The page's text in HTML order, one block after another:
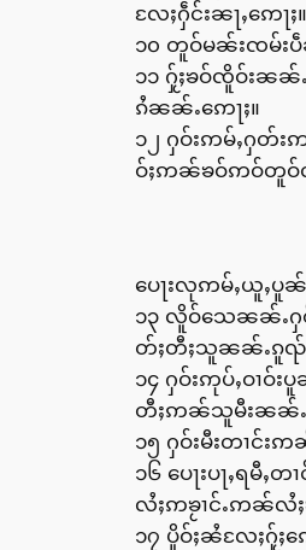
လႄႈႁဵင်းၼႃႇဢေႃႈ။
၁၀ တူဝ်မၼ်းၸမ်းပဵ
၁၁ ႁႂ်ႈၶဝ်ၸိူဝ်းၼၼ်
ၵႆၼၼ်ႉဢေႃႈ။
၁၂ ႁဝ်းဢမ်ႇႁတ်
ဝ်ႈဢၼ်ၶဝ်ဢဝ်တူဝ်ၸ
ပေႃးလုဢမ်ႇယူႇပူ
၁၃ လိူဝ်သေၼၼ်ႉႁ
တ်ႈတီႈသူၼၼ်ႉၵူၺ်း
၁၄ ႁဝ်းဢုပ်ႇဝၢဝ်
တီႈဢၼ်သူမီးၼၼ်ႉ
၁၅ ႁဝ်းမီးတၢင်း
၁၆ ပေႃးပႃႇရမီႇ
လႆႈဢၶႂၢင်ႉဢၼ်လႆႈၶ
၁၇ ပိူဝ်ႈၼႆလႄႈႁႂ်ႈ